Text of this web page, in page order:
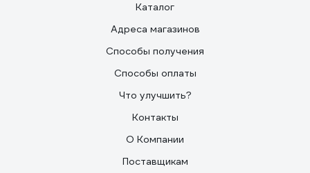
Каталог
Адреса магазинов
Способы получения
Способы оплаты
Что улучшить?
Контакты
О Компании
Поставщикам